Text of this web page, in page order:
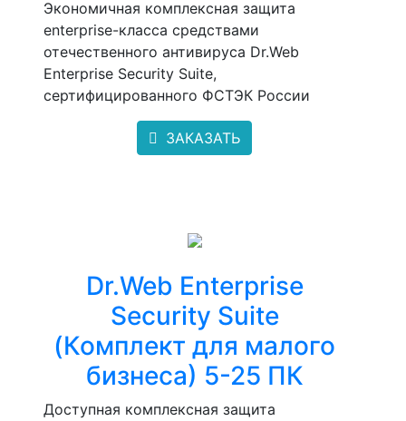
Экономичная комплексная защита
enterprise-класса средствами
отечественного антивируса Dr.Web
Enterprise Security Suite,
сертифицированного ФСТЭК России
ЗАКАЗАТЬ
Dr.Web Enterprise
Security Suite
(Комплект для малого
бизнеса) 5-25 ПК
Доступная комплексная защита